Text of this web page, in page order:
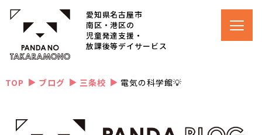
愛知県名古屋市
南区・港区の
児童発達支援・
放課後等デイサービス
TOP ▲ ブログ ▲ 三条校 ▲ 電気の科学館💡